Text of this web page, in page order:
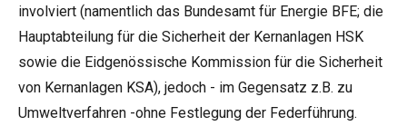
involviert (namentlich das Bundesamt für Energie BFE; die
Hauptabteilung für die Sicherheit der Kernanlagen HSK
sowie die Eidgenössische Kommission für die Sicherheit
von Kernanlagen KSA), jedoch - im Gegensatz z.B. zu
Umweltverfahren -ohne Festlegung der Federführung.